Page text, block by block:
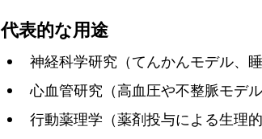
代表的な用途
神経科学研究（てんかんモデル、睡
心血管研究（高血圧や不整脈モデル
行動薬理学（薬剤投与による生理的